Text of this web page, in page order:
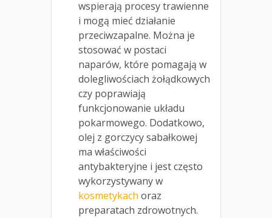
wspierają procesy trawienne
i mogą mieć działanie
przeciwzapalne. Można je
stosować w postaci
naparów, które pomagają w
dolegliwościach żołądkowych
czy poprawiają
funkcjonowanie układu
pokarmowego. Dodatkowo,
olej z gorczycy sabałkowej
ma właściwości
antybakteryjne i jest często
wykorzystywany w
kosmetykach oraz
preparatach zdrowotnych.